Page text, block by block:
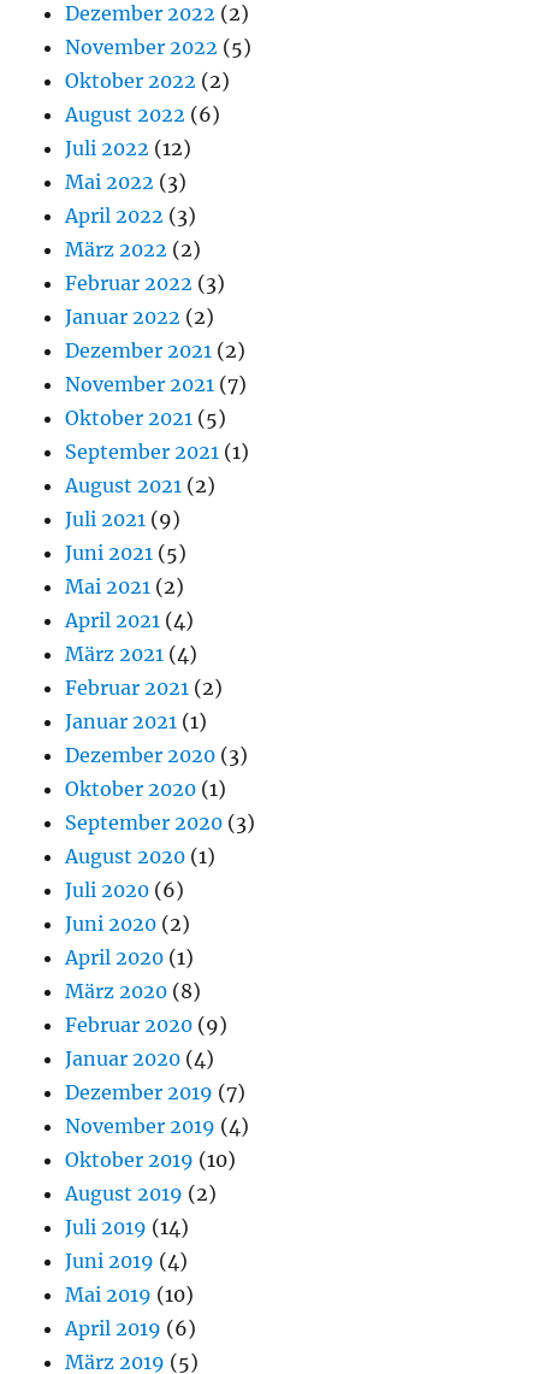
Dezember 2022 (2)
November 2022 (5)
Oktober 2022 (2)
August 2022 (6)
Juli 2022 (12)
Mai 2022 (3)
April 2022 (3)
März 2022 (2)
Februar 2022 (3)
Januar 2022 (2)
Dezember 2021 (2)
November 2021 (7)
Oktober 2021 (5)
September 2021 (1)
August 2021 (2)
Juli 2021 (9)
Juni 2021 (5)
Mai 2021 (2)
April 2021 (4)
März 2021 (4)
Februar 2021 (2)
Januar 2021 (1)
Dezember 2020 (3)
Oktober 2020 (1)
September 2020 (3)
August 2020 (1)
Juli 2020 (6)
Juni 2020 (2)
April 2020 (1)
März 2020 (8)
Februar 2020 (9)
Januar 2020 (4)
Dezember 2019 (7)
November 2019 (4)
Oktober 2019 (10)
August 2019 (2)
Juli 2019 (14)
Juni 2019 (4)
Mai 2019 (10)
April 2019 (6)
März 2019 (5)